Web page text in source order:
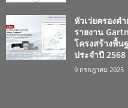
หัวเว่ยครองต
รายงาน
โครงสร้างพื้น
ประจำปี 2568
9 กรกฎาคม 2025